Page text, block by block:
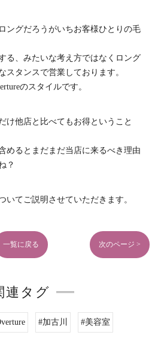
ングだろうがいちお客様ひとりの毛
る、みたいな考え方ではなくロング
スタンスで営業しております。
のスタイルです。
け他店と比べてもお得ということ
めるとまだまだ当店に来るべき理由
？
いてご説明させていただきます。
一覧に戻る 次のページ >
連タグ
#加古川 #美容室